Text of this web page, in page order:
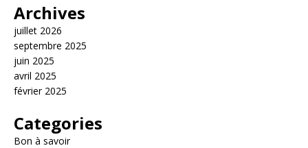
Archives
juillet 2026
septembre 2025
juin 2025
avril 2025
février 2025
Categories
Bon à savoir